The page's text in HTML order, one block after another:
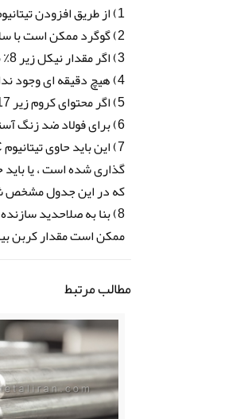
1) از طریق افزودن تیتانیوم ، احتمالاً نیوبیوم ، تانتالیم در برابر خوردگی بین دانه ای تثبیت می شود.
2) گوگرد ممکن است با سلنوم جایگزین شود.
3) اگر مقدار نیکل زیر 8٪ باشد ، حداقل. محتوای منگنز باید 5٪ باشد.
4) هیچ دقیقه ای وجود ندارد. محدود به مقدار مس ، به شرطی که مقدار نیکل بیشتر از 8٪ باشد.
5) اگر محتوای کروم زیر 17٪ باشد ، حداقل. مقدار نیکل باید 12٪ باشد.
6) برای فولاد ضد زنگ آستنیتی حداکثر. محتوای کربن 0/03٪ ، نیتروژن ممکن است حداکثر باشد. 0،22٪
که در این جدول مشخص
8) بنا به صلاحدید
ممکن است مقدار کربن بیشتر
مطالب مرتبط